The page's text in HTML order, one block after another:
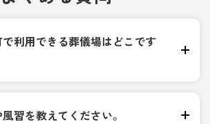
利用できる葬儀場はどこです
習を教えてください。